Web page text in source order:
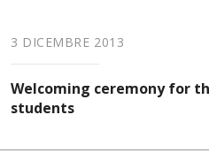
3 DICEMBRE 2013
Welcoming ceremony for
students